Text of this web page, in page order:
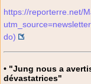
https://reporterre.net/
do)
• "Jung nous a
dévastatrices"